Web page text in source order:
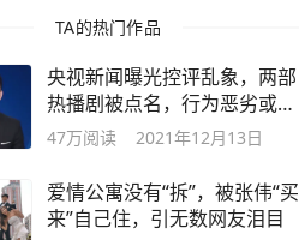
TA的热门作品
央视新闻曝光控评乱象，两部
热播剧被点名，行为恶劣或涉
嫌违法
47万阅读 2021年12月13日
爱情公寓没有“拆”，被张伟“买
来”自己住，引无数网友泪目